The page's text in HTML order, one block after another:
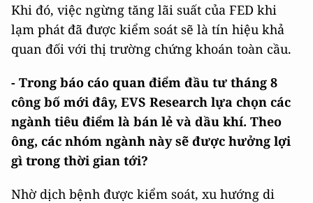
Khi đó, việc ngừng tăng lãi suất của FED khi
lạm phát đã được kiểm soát sẽ là tín hiệu khả
quan đối với thị trường chứng khoán toàn cầu.
- Trong báo cáo quan điểm đầu tư tháng 8
công bố mới đây, EVS Research lựa chọn các
ngành tiêu điểm là bán lẻ và dầu khí. Theo
ông, các nhóm ngành này sẽ được hưởng lợi
gì trong thời gian tới?
Nhờ dịch bệnh được kiểm soát, xu hướng di